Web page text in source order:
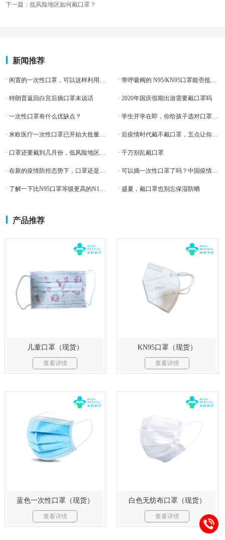
下一篇：低风险地区如何戴口罩？
新闻推荐
· 特朗普返回白宫后摘口罩未说话 · 2020年国庆假期出游需要戴口罩吗
· 一次性口罩有什么优缺点？
· 千万别乱戴口罩
· 盛夏，戴口罩也别忘保湿防晒
产品推荐
儿童口罩（现货）
查看详情
KN95口罩（现货）
查看详情
蓝色一次性口罩（现货）
查看详情
白色无纺布口罩（现货）
查看详情